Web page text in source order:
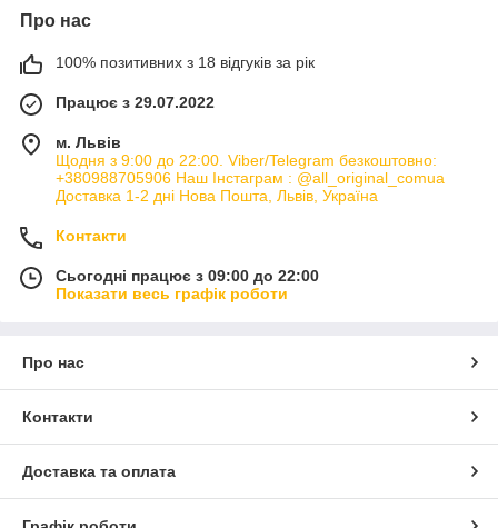
Про нас
100% позитивних з 18 відгуків за рік
Працює з 29.07.2022
м. Львів
Щодня з 9:00 до 22:00. Viber/Telegram безкоштовно:
+380988705906 Наш Інстаграм : @all_original_comua
Доставка 1-2 дні Нова Пошта, Львів, Україна
Контакти
Сьогодні працює з 09:00 до 22:00
Показати весь графік роботи
Про нас
Контакти
Доставка та оплата